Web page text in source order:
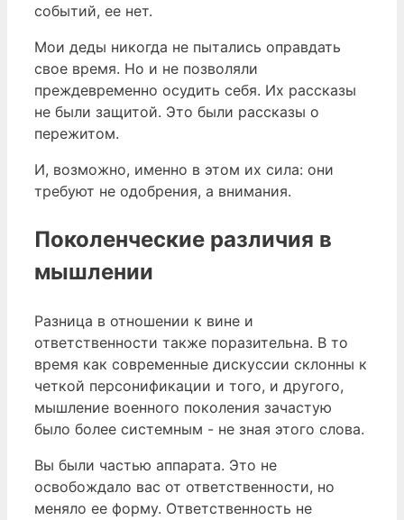
событий, ее нет.
Мои деды никогда не пытались оправдать
свое время. Но и не позволяли
преждевременно осудить себя. Их рассказы
не были защитой. Это были рассказы о
пережитом.
И, возможно, именно в этом их сила: они
требуют не одобрения, а внимания.
Поколенческие различия в
мышлении
Разница в отношении к вине и
ответственности также поразительна. В то
время как современные дискуссии склонны к
четкой персонификации и того, и другого,
мышление военного поколения зачастую
было более системным - не зная этого слова.
Вы были частью аппарата. Это не
освобождало вас от ответственности, но
меняло ее форму. Ответственность не